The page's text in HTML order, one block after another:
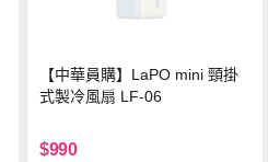
【中華員購】LaPO mini 頸掛
式製冷風扇 LF-06
$990